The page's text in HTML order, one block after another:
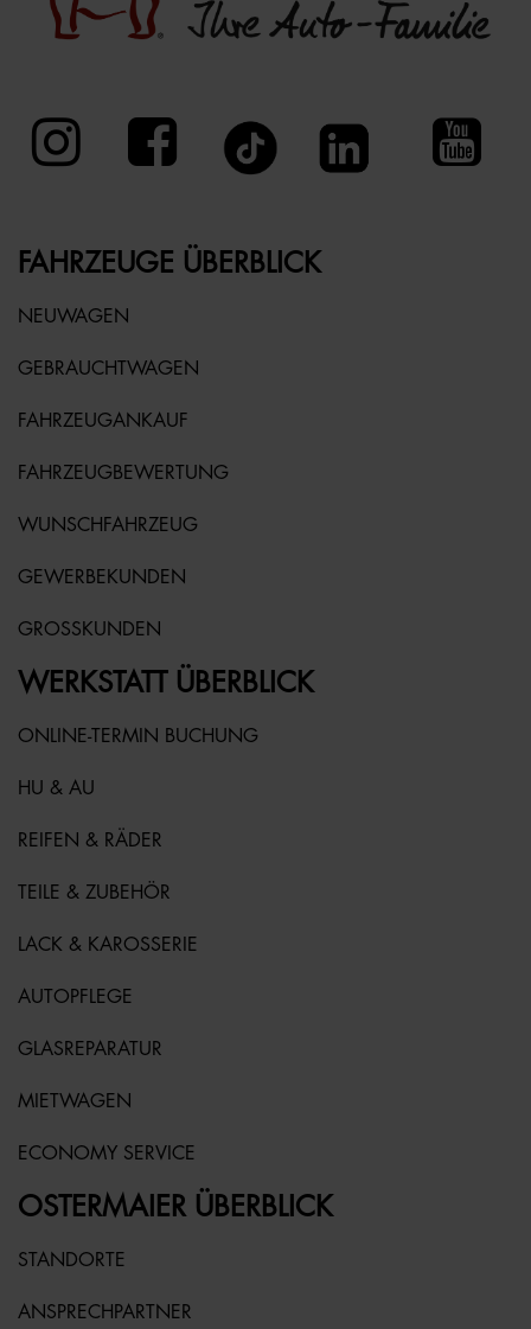
FAHRZEUGE ÜBERBLICK
NEUWAGEN
GEBRAUCHTWAGEN
FAHRZEUGANKAUF
FAHRZEUGBEWERTUNG
WUNSCHFAHRZEUG
GEWERBEKUNDEN
GROSSKUNDEN
WERKSTATT ÜBERBLICK
ONLINE-TERMIN BUCHUNG
HU & AU
REIFEN & RÄDER
TEILE & ZUBEHÖR
LACK & KAROSSERIE
AUTOPFLEGE
GLASREPARATUR
MIETWAGEN
ECONOMY SERVICE
OSTERMAIER ÜBERBLICK
STANDORTE
ANSPRECHPARTNER